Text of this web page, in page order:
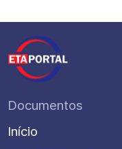
Documentos
Início